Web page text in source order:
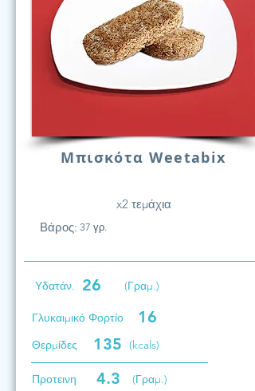
Μπισκότα Weetabix
x2 τεμάχια
Βάρος: 37 γρ.
Υδατάν. 26 (Γραμ.)
Γλυκαιμικό Φορτίο 16
Θερμίδες 135 (kcals)
Προτεινη 4.3
(Γραμ.)